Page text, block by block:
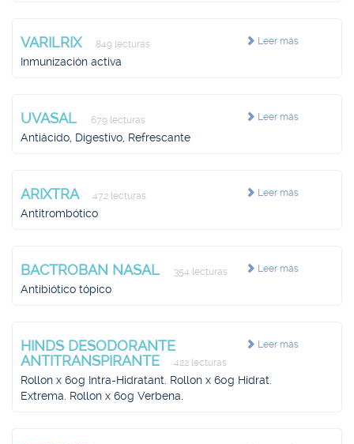
Leer más
VARILRIX 849 lecturas
Inmunización activa
Leer más
UVASAL 679 lecturas
Antiácido, Digestivo, Refrescante
Leer más
ARIXTRA 472 lecturas
Antitrombótico
Leer más
BACTROBAN NASAL 354 lecturas
Antibiótico tópico
Leer más
HINDS DESODORANTE
ANTITRANSPIRANTE
422 lecturas
Rollon x 60g Intra-Hidratant. Rollon x 60g Hidrat.
Extrema. Rollon x 60g Verbena.